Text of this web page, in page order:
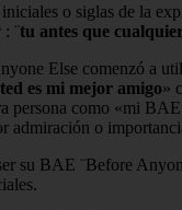
o siglas de la
¨tu antes que
Else comenzó a
es mi mejor amigo»
persona como «mi
admiración o
su BAE ¨Before